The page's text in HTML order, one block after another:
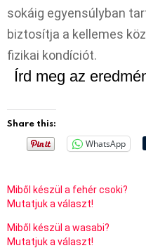
sokáig egyensúlyban
biztosítja a kellemes
fizikai kondíciót.
Írd meg az
Share this:
WhatsApp
Miből készül a fehér csoki?
Mutatjuk a választ!
Miből készül a wasabi?
Mutatjuk a választ!